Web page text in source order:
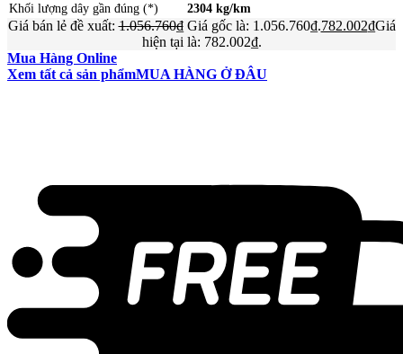
Khối lượng dây gần đúng (*)
2304 kg/km
Giá bán lẻ đề xuất:1.056.760₫ Giá gốc là: 1.056.760₫.782.002₫Giá
hiện tại là: 782.002₫.
Mua Hàng Online
Xem tất cả sản phẩmMUA HÀNG Ở ĐÂU